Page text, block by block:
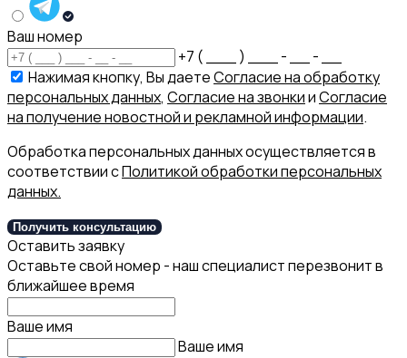
Ваш номер
+7 ( ___ ) ___ - __ - __
Нажимая кнопку, Вы даетеСогласие на обработку
персональных данных, Согласие на звонкииСогласие
на получение новостной и рекламной информации.
Обработка персональных данных осуществляется в
соответствии сПолитикой обработки персональных
данных.
Получить консультацию
Оставить заявку
Оставьте свой номер - наш специалист перезвонит в
ближайшее время
Ваше имя
Ваше имя